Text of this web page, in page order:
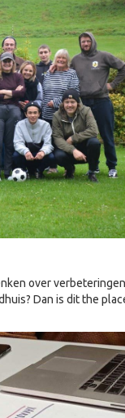
over
Dan is dit the